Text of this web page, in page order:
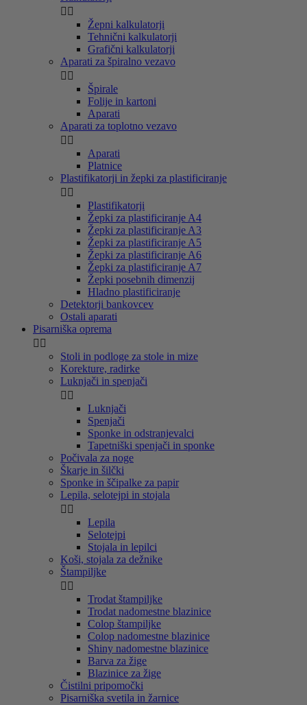
 
Žepni kalkulatorji
Tehnični kalkulatorji
Grafični kalkulatorji
Aparati za špiralno vezavo
 
Špirale
Folije in kartoni
Aparati
Aparati za toplotno vezavo
 
Aparati
Platnice
Plastifikatorji in žepki za plastificiranje
 
Plastifikatorji
Žepki za plastificiranje A4
Žepki za plastificiranje A3
Žepki za plastificiranje A5
Žepki za plastificiranje A6
Žepki za plastificiranje A7
Žepki posebnih dimenzij
Hladno plastificiranje
Detektorji bankovcev
Ostali aparati
Pisarniška oprema
 
Stoli in podloge za stole in mize
Korekture, radirke
Luknjači in spenjači
 
Luknjači
Spenjači
Sponke in odstranjevalci
Tapetniški spenjači in sponke
Počivala za noge
Škarje in šilčki
Sponke in ščipalke za papir
Lepila, selotejpi in stojala
 
Lepila
Selotejpi
Stojala in lepilci
Koši, stojala za dežnike
Štampiljke
 
Trodat štampiljke
Trodat nadomestne blazinice
Colop štampiljke
Colop nadomestne blazinice
Shiny nadomestne blazinice
Barva za žige
Blazinice za žige
Čistilni pripomočki
Pisarniška svetila in žarnice